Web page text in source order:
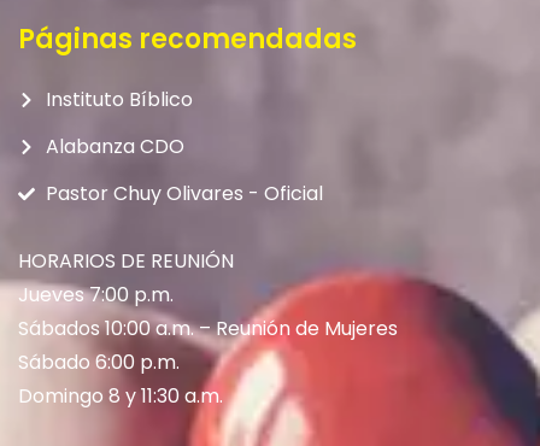
Páginas recomendadas
Instituto Bíblico
Alabanza CDO
Pastor Chuy Olivares - Oficial
HORARIOS DE REUNIÓN
Jueves 7:00 p.m.
Sábados 10:00 a.m. – Reunión de Mujeres
Sábado 6:00 p.m.
Domingo 8 y 11:30 a.m.